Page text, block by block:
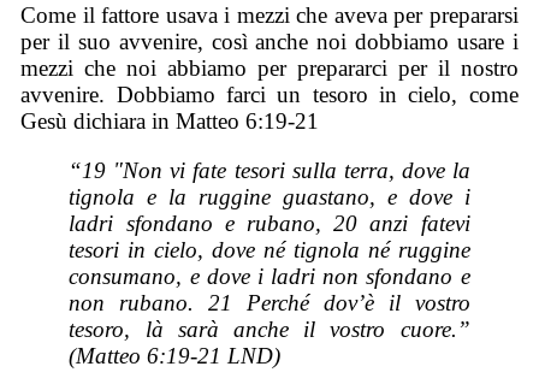
Come il fattore usava i mezzi che aveva per prepararsi
per il suo avvenire, così anche noi dobbiamo usare i
mezzi che noi abbiamo per prepararci per il nostro
avvenire. Dobbiamo farci un tesoro in cielo, come
Gesù dichiara in Matteo 6:19-21
“19 "Non vi fate tesori sulla terra, dove la
tignola e la ruggine guastano, e dove i
ladri sfondano e rubano, 20 anzi fatevi
tesori in cielo, dove né tignola né ruggine
consumano, e dove i ladri non sfondano e
non rubano. 21 Perché dov’è il vostro
tesoro, là sarà anche il vostro cuore.”
(Matteo 6:19-21 LND)